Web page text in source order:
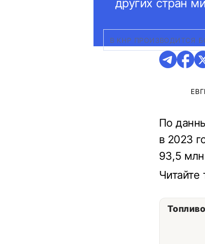
других стран
В КНР ПРОИЗВОДИТСЯ
По
в 2023
93,5 млн
Читайте
Топливо